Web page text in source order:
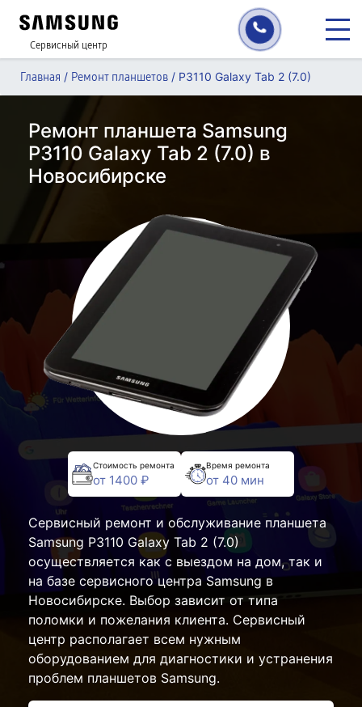
Сервисный центр
Главная / Ремонт планшетов / P3110 Galaxy Tab 2 (7.0)
Ремонт планшета Samsung
P3110 Galaxy Tab 2 (7.0) в
Новосибирске
Стоимость ремонта
от 1400 ₽
Время ремонта
от 40 мин
Сервисный ремонт и обслуживание планшета
Samsung P3110 Galaxy Tab 2 (7.0)
осуществляется как с выездом на дом, так и
на базе сервисного центра Samsung в
Новосибирске. Выбор зависит от типа
поломки и пожелания клиента. Сервисный
центр располагает всем нужным
оборудованием для диагностики и устранения
проблем планшетов Samsung.